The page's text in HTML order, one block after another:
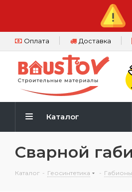
Оплата Доставка
Каталог
Сварной
Каталог - Геосинтетика - Габионы